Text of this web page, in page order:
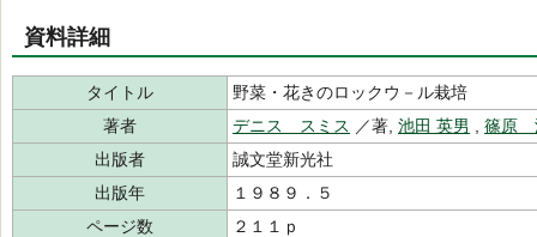
資料詳細
タイトル
野菜・花きのロックウ－ル栽培
著者
デニス スミス ／著, 池田 英男
篠原
出版者
誠文堂新光社
出版年
１９８９．５
ページ数
２１１ｐ